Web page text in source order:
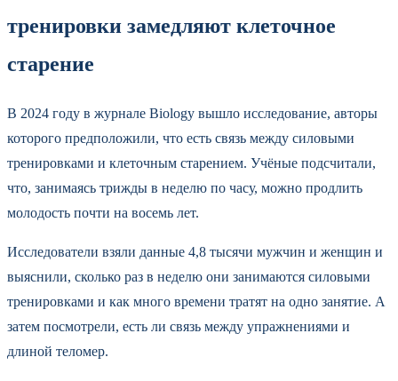
тренировки замедляют клеточное
старение
В 2024 году в журнале Biology вышло исследование, авторы
которого предположили, что есть связь между силовыми
тренировками и клеточным старением. Учёные подсчитали,
что, занимаясь трижды в неделю по часу, можно продлить
молодость почти на восемь лет.
Исследователи взяли данные 4,8 тысячи мужчин и женщин и
выяснили, сколько раз в неделю они занимаются силовыми
тренировками и как много времени тратят на одно занятие. А
затем посмотрели, есть ли связь между упражнениями и
длиной теломер.